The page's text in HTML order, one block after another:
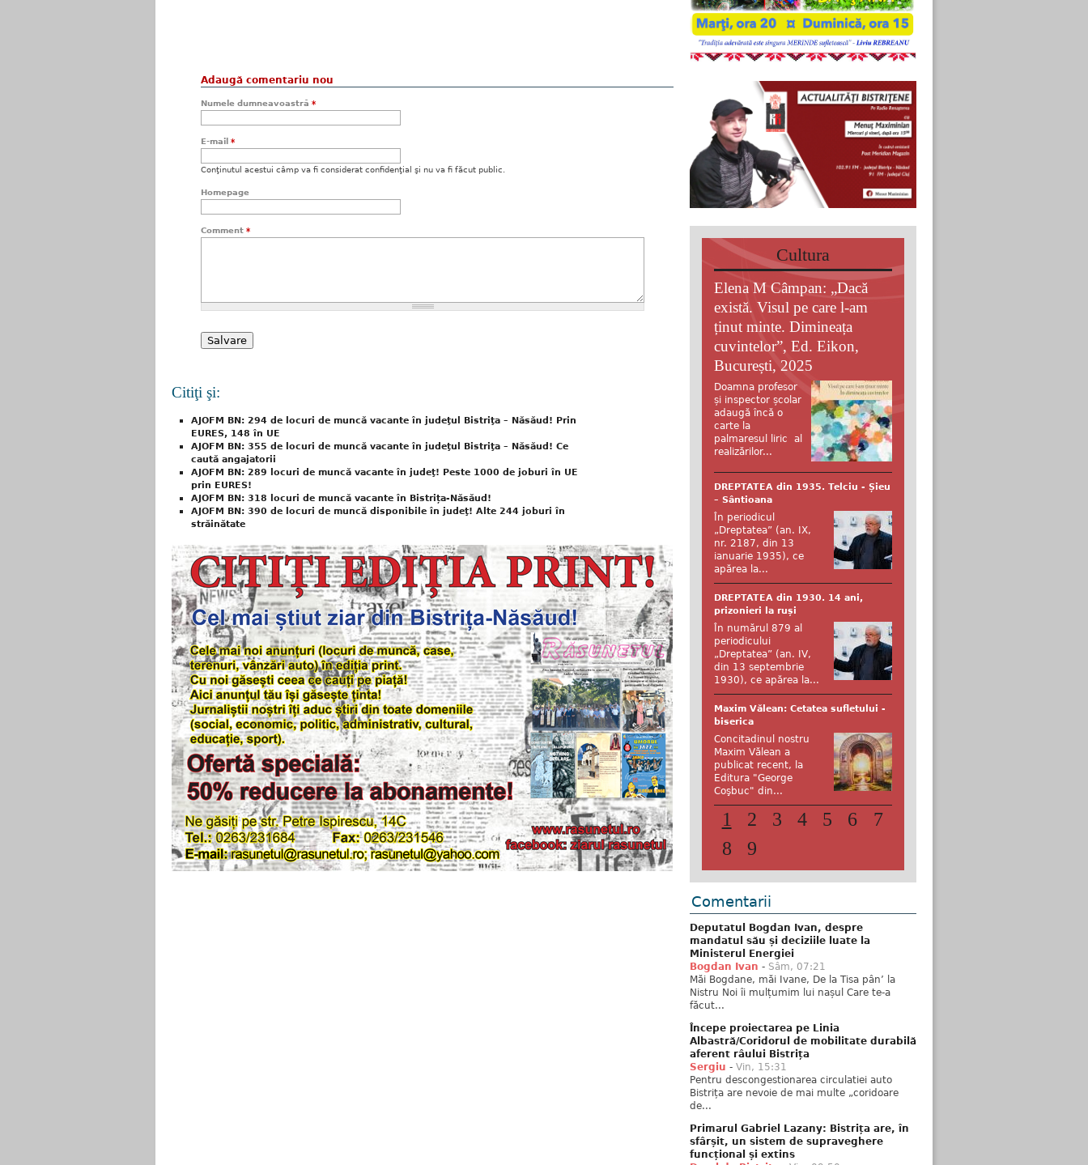
Adaugă comentariu nou
Numele dumneavoastră *
E-mail *
Conţinutul acestui câmp va fi considerat confidenţial şi nu va fi făcut public.
Homepage
Comment *
Citiţi şi:
AJOFM BN: 294 de locuri de muncă vacante în judeţul Bistriţa – Năsăud! Prin
EURES, 148 în UE
AJOFM BN: 355 de locuri de muncă vacante în judeţul Bistriţa – Năsăud! Ce
caută angajatorii
AJOFM BN: 289 locuri de muncă vacante în judeţ! Peste 1000 de joburi în UE
prin EURES!
AJOFM BN: 318 locuri de muncă vacante în Bistrița-Năsăud!
AJOFM BN: 390 de locuri de muncă disponibile în judeţ! Alte 244 joburi în
străinătate
Cultura
Elena M Câmpan: „Dacă
există. Visul pe care l-am
ținut minte. Dimineața
cuvintelor”, Ed. Eikon,
București, 2025
Doamna profesor
și inspector școlar
adaugă încă o
carte la
palmaresul liric al
realizărilor...
DREPTATEA din 1935. Telciu - Șieu
– Sântioana
În periodicul
„Dreptatea” (an. IX,
nr. 2187, din 13
ianuarie 1935), ce
apărea la...
DREPTATEA din 1930. 14 ani,
prizonieri la ruși
În numărul 879 al
periodicului
„Dreptatea” (an. IV,
din 13 septembrie
1930), ce apărea la...
Maxim Vălean: Cetatea sufletului -
biserica
Concitadinul nostru
Maxim Vălean a
publicat recent, la
Editura "George
Coşbuc" din...
1 2 3 4 5 6
7
8
9
Comentarii
Deputatul Bogdan Ivan, despre
mandatul său și deciziile luate la
Ministerul Energiei
Bogdan Ivan - Sâm, 07:21
Măi Bogdane, măi Ivane, De la Tisa pân’ la
Nistru Noi îi mulțumim lui nașul Care te-a
făcut...
Începe proiectarea pe Linia
Albastră/Coridorul de mobilitate durabilă
aferent râului Bistrița
Sergiu - Vin, 15:31
Pentru descongestionarea circulatiei auto
Bistrița are nevoie de mai multe „coridoare
de...
Primarul Gabriel Lazany: Bistrița are, în
sfârșit, un sistem de supraveghere
funcțional și extins